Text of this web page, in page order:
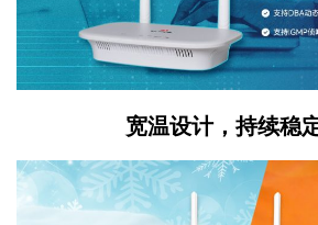
宽温设计，持续稳